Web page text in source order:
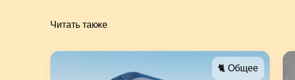
Читать также
🐈 Общее